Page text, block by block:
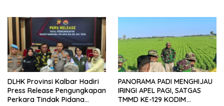
DLHK Provinsi Kalbar Hadiri
Press Release Pengungkapan
Perkara Tindak Pidana
PANORAMA PADI MENGHIJAU
IRINGI APEL PAGI, SATGAS
TMMD KE-129 KODIM